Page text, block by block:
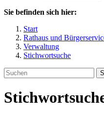
Sie befinden sich hier:
Start
Rathaus und
Verwaltung
Stichwortsuche